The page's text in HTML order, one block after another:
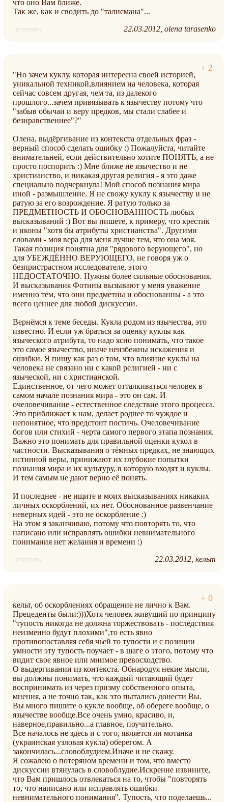
что оно Вам ближе.
Так же, как и сводить до "талисмана"...
ответить 22.03.2012 olena tarasenko
"Но зачем куклу, которая интересна своей историей,
уникальной техникой,влиянием на человека, которая
сейчас совсем другая, чем та, из далекого
прошлого...зачем привязывать к язычеству потому что
"забыв обычаи и веру предков, мы стали слабее и
безнравственнее"?"
Олена, выдёргивание из контекста отдельных фраз -
верный способ сделать ошибку :) Пожалуйста, читайте
внимательней, если действительно хотите ПОНЯТЬ, а не
просто поспорить :) Мне ближе не язычество и не
христианство, и никакая другая религия - я это даже
специально подчеркнула! Мой способ познания мира
иной - размышление. Я не свожу куклу к язычеству и не
ратую за его возрождение. Я ратую только за
ПРЕДМЕТНОСТЬ И ОБОСНОВАННОСТЬ любых
высказываний :) Вот вы пишете, к примеру, что крестик
и иконы "хотя бы атрибуты христианства". Другими
словами - моя вера для меня лучше тем, что она моя.
Такая позиция понятна для "рядового верующего", но
для УБЕЖДЁННО ВЕРУЮЩЕГО, не говоря уж о
безпристрастном исследователе, этого
НЕДОСТАТОЧНО. Нужны более сильные обоснования.
И высказывания Фотины вызывают у меня уважение
именно тем, что они предметны и обоснованны - а это
всего ценнее для любой дискуссии.
Вернёмся к теме беседы. Кукла родом из язычества, это
известно. И если уж браться за оценку куклы как
языческого атрибута, то надо ясно понимать, что такое
это самое язычество, иначе неизбежны искажения и
ошибки. Я пишу как раз о том, что влияние куклы на
человека не связано ни с какой религией - ни с
языческой, ни с христианской.
Единственное, от чего может отталкиваться человек в
самом начале познания мира - это он сам. И
очеловечивание - естественное следствие этого процесса.
Это приближает к нам, делает роднее то чуждое и
непонятное, что предстоит постичь. Очеловечивание
богов или стихий - черта самого первого этапа познания.
Важно это понимать для правильной оценки кукол в
частности. Высказывания о тёмных предках, не знающих
истинной веры, принижают их глубокие попытки
познания мира и их культуру, в которую входят и куклы.
И тем самым не дают верно её понять.
И последнее - не ищите в моих высказываниях никаких
личных оскорблений, их нет. Обоснованное развенчание
неверных идей - это не оскорбление :)
На этом я заканчиваю, потому что повторять то, что
написано или исправлять ошибки невнимательного
понимания нет желания и времени :)
ответить 22.03.2012 кельт
кельт, об оскорблениях обращение не лично к Вам.
Прецеденты были:)))Хотя человек живущий по принципу
"тупость никогда не должна торжествовать - последствия
неизменно будут плохими",то есть явно
противопоставляя себя чьей то тупости и с позиции
умности эту тупость поучает - в шаге о этого, потому что
видит свое явное или мнимое превосходство.
О выдергивании из контекста. Обнародуя некие мысли,
вы должны понимать, что каждый читающий будет
воспринимать из через призму собственного опыта,
мнения, а не точно так, как это пытались донести Вы.
Вы много пишите о кукле вообще, об обереге вообще, о
язычестве вообще.Все очень умно, красиво, и,
наверное,правильно...а главное, поучительно.
Все началось не здесь и с того, является ли мотанка
(украинская узловая кукла) оберегом. А
закончилась...словоблудием.Иначе и не скажу.
Я сожалею о потеряном времени и том, что вместо
дискуссии втянулась в словоблудие.Искренне извините,
что Вам пришлось отвлекаться на то, чтобы "повторять
то, что написано или исправлять ошибки
невнимательного понимания". Тупость, что поделаешь...